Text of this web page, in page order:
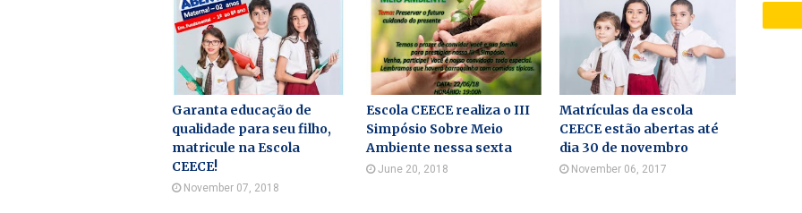
Garanta educação de
qualidade para seu filho,
matricule na Escola
CEECE!
November 07, 2018
Escola CEECE realiza o III
Simpósio Sobre Meio
Ambiente nessa sexta
June 20, 2018
Matrículas da escola
CEECE estão abertas até
dia 30 de novembro
November 06, 2017